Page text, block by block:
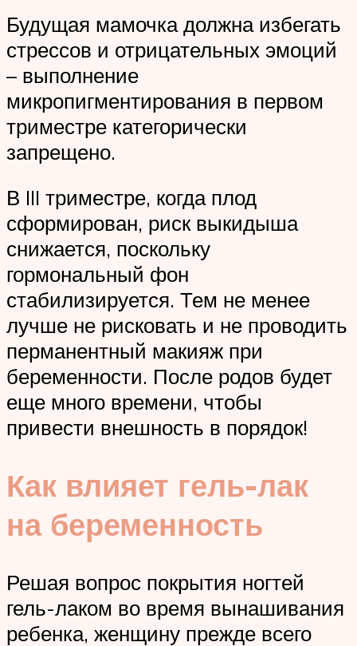
Будущая мамочка должна избегать
стрессов и отрицательных эмоций
– выполнение
микропигментирования в первом
триместре категорически
запрещено.
В III триместре, когда плод
сформирован, риск выкидыша
снижается, поскольку
гормональный фон
стабилизируется. Тем не менее
лучше не рисковать и не проводить
перманентный макияж при
беременности. После родов будет
еще много времени, чтобы
привести внешность в порядок!
Как влияет гель-лак
на беременность
Решая вопрос покрытия ногтей
гель-лаком во время вынашивания
ребенка, женщину прежде всего